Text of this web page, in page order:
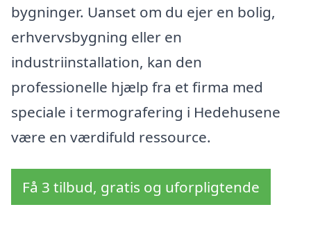
bygninger. Uanset om du ejer en bolig,
erhvervsbygning eller en
industriinstallation, kan den
professionelle hjælp fra et firma med
speciale i termografering i Hedehusene
være en værdifuld ressource.
Få 3 tilbud, gratis og uforpligtende